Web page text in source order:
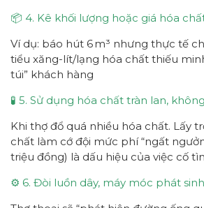
📦 4. Kê khối lượng hoặc giá hóa
Ví dụ: báo hút 6 m³ nhưng thực tế
tiểu xăng-lít/lạng hóa chất thiếu
túi” khách hàng
🧪 5. Sử dụng hóa chất tràn lan,
Khi thợ đổ quá nhiều hóa chất. Lấy
chất làm cớ đội mức phí “ngất
triệu đồng) là dấu hiệu của việc cố
⚙️ 6. Đòi luồn dây, máy móc phát